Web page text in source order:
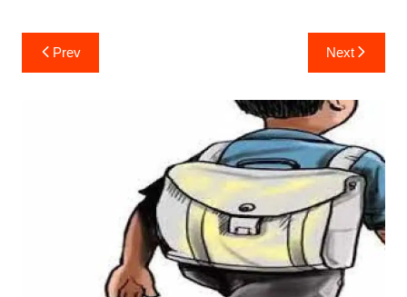
Post
navigation
Prev Next